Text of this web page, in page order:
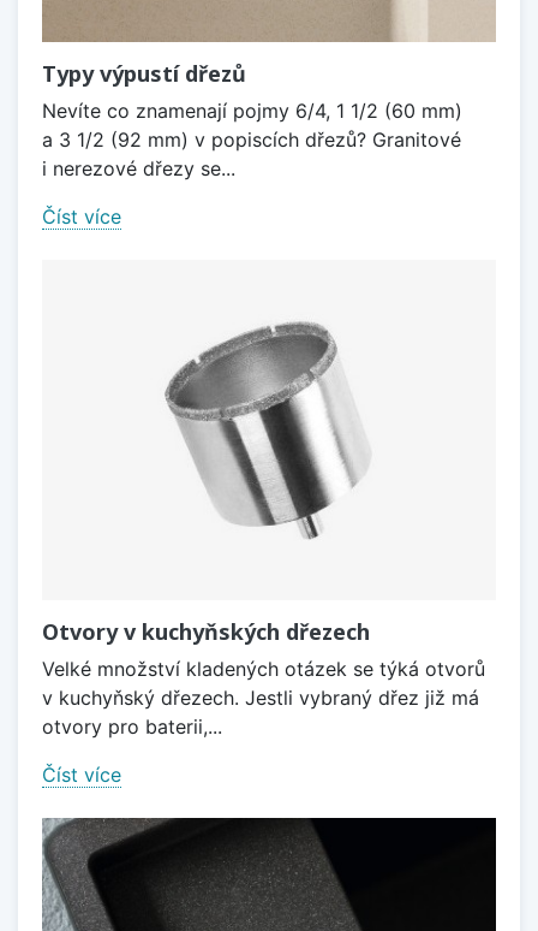
Typy výpustí dřezů
Nevíte co znamenají pojmy 6/4, 1 1/2 (60 mm)
a 3 1/2 (92 mm) v popiscích dřezů? Granitové
i nerezové dřezy se...
Číst více
Otvory v kuchyňských dřezech
Velké množství kladených otázek se týká otvorů
v kuchyňský dřezech. Jestli vybraný dřez již má
otvory pro baterii,...
Číst více